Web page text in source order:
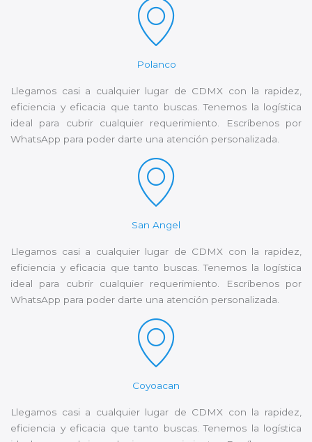
Polanco
Llegamos casi a cualquier lugar de CDMX con la rapidez,
eficiencia y eficacia que tanto buscas. Tenemos la logística
ideal para cubrir cualquier requerimiento. Escríbenos por
WhatsApp para poder darte una atención personalizada.
San Angel
Llegamos casi a cualquier lugar de CDMX con la rapidez,
eficiencia y eficacia que tanto buscas. Tenemos la logística
ideal para cubrir cualquier requerimiento. Escríbenos por
WhatsApp para poder darte una atención personalizada.
Coyoacan
Llegamos casi a cualquier lugar de CDMX con la rapidez,
eficiencia y eficacia que tanto buscas. Tenemos la logística